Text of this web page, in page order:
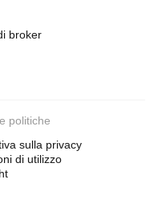
broker
politiche
sulla privacy
di utilizzo